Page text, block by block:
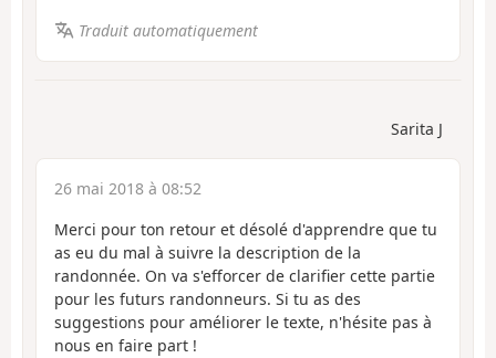
Traduit automatiquement
Sarita J
26 mai 2018 à 08:52
Merci pour ton retour et désolé d'apprendre que tu
as eu du mal à suivre la description de la
randonnée. On va s'efforcer de clarifier cette partie
pour les futurs randonneurs. Si tu as des
suggestions pour améliorer le texte, n'hésite pas à
nous en faire part !